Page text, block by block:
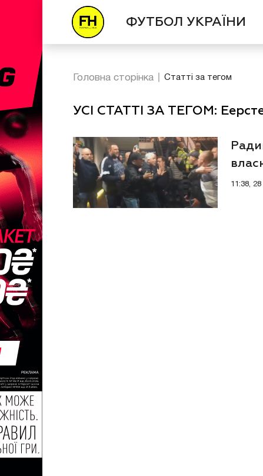
ФУТБОЛ УКРАЇНИ
Головна сторінка Статті за тегом
УСІ СТАТТІ ЗА ТЕГОМ: Еерсте
11:38,